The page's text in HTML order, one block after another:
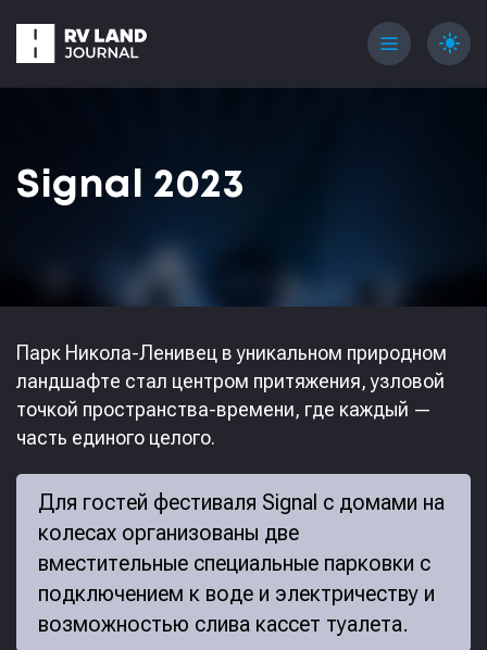
menu light_mode
Signal 2023
Парк Никола-Ленивец в уникальном природном
ландшафте стал центром притяжения, узловой
точкой пространства-времени, где каждый —
часть единого целого.
Для гостей фестиваля Signal с домами на
колесах организованы две
вместительные специальные парковки с
подключением к воде и электричеству и
возможностью слива кассет туалета.